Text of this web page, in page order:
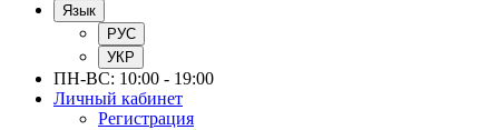
Язык
РУС
УКР
ПН-ВС: 10:00 - 19:00
Личный кабинет
Регистрация